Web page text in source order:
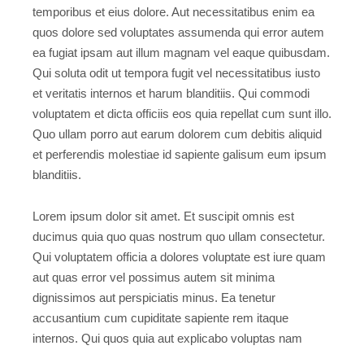
temporibus et eius dolore. Aut necessitatibus enim ea
quos dolore sed voluptates assumenda qui error autem
ea fugiat ipsam aut illum magnam vel eaque quibusdam.
Qui soluta odit ut tempora fugit vel necessitatibus iusto
et veritatis internos et harum blanditiis. Qui commodi
voluptatem et dicta officiis eos quia repellat cum sunt illo.
Quo ullam porro aut earum dolorem cum debitis aliquid
et perferendis molestiae id sapiente galisum eum ipsum
blanditiis.
Lorem ipsum dolor sit amet. Et suscipit omnis est
ducimus quia quo quas nostrum quo ullam consectetur.
Qui voluptatem officia a dolores voluptate est iure quam
aut quas error vel possimus autem sit minima
dignissimos aut perspiciatis minus. Ea tenetur
accusantium cum cupiditate sapiente rem itaque
internos. Qui quos quia aut explicabo voluptas nam